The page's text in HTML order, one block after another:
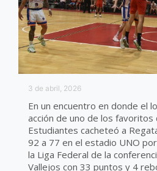
3 de abril, 2026
En un encuentro en donde el
acción de uno de los favoritos
Estudiantes cacheteó a
92 a 77 en el estadio UNO
la Liga Federal de la
Vallejos con 33 puntos y 4